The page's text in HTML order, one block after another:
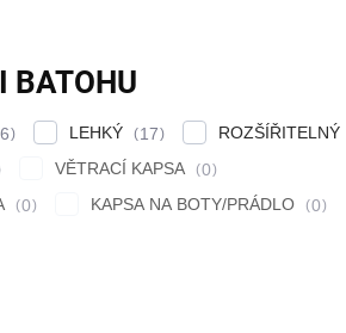
BATOHU
LEHKÝ 17 ROZŠÍŘITELNÝ
VĚTRACÍ KAPSA
0
0 KAPSA NA BOTY/PRÁDLO 0